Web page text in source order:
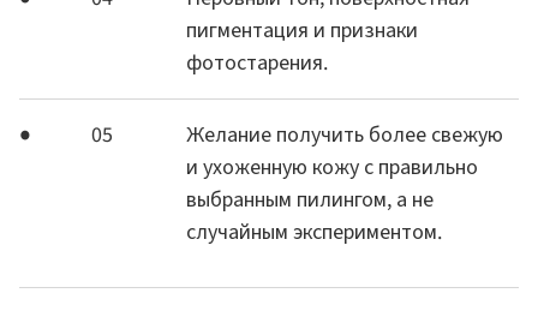
пигментация и признаки
фотостарения.
05
Желание получить более свежую
и ухоженную кожу с правильно
выбранным пилингом, а не
случайным экспериментом.